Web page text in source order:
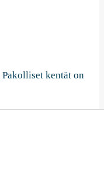
Pakolliset kentät on